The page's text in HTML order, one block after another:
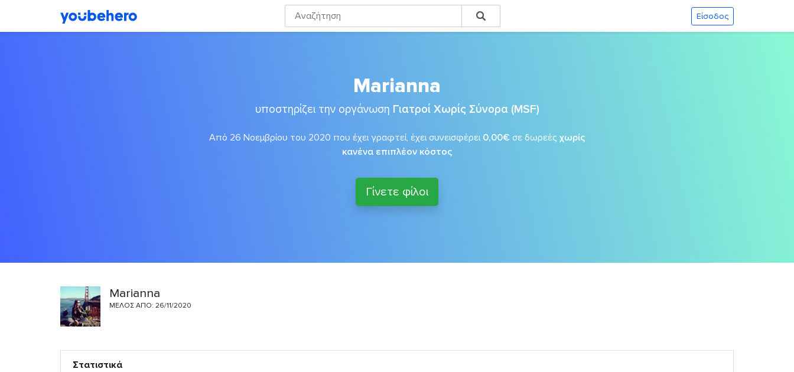
Είσοδος
Marianna
υποστηρίζει την οργάνωση Γιατροί Χωρίς Σύνορα (MSF)
Από 26 Νοεμβρίου του 2020 που έχει γραφτεί, έχει συνεισφέρει 0,00€ σε δωρεές χωρίς
κανένα επιπλέον κόστος
Γίνετε φίλοι
Marianna
ΜΈΛΟΣ ΑΠΌ: 26/11/2020
Στατιστικά